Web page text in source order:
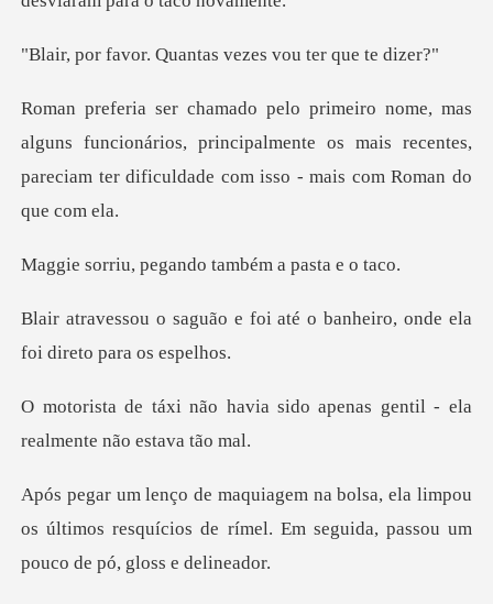
Quantas vezes vou
funcionários, principalmente os mais recentes,
pareciam
egando também a
foi até o banheiro, onde ela
a sido apenas gentil - ela
r
limpou
os últimos resquícios de rímel. Em segui